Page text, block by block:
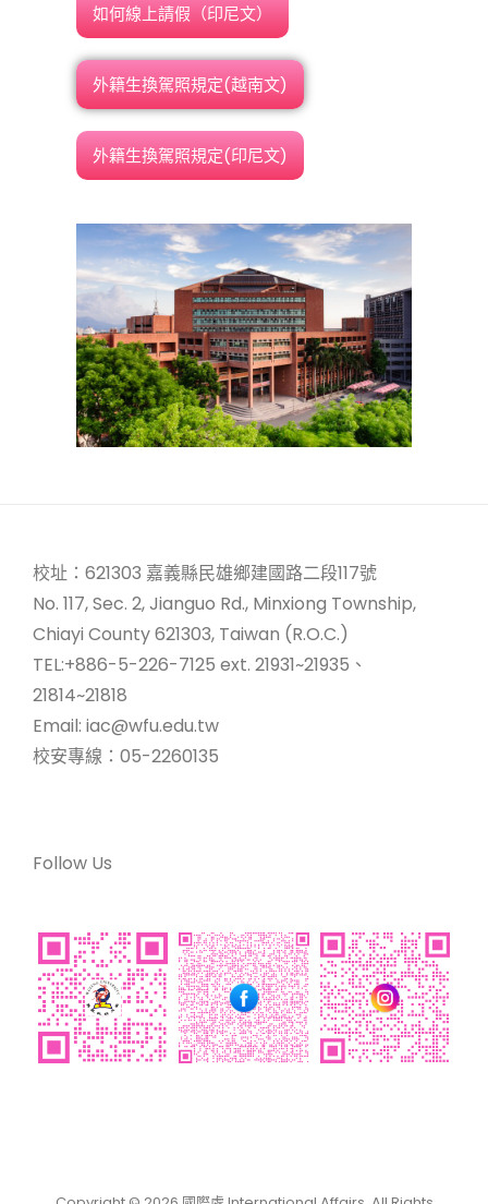
如何線上請假（印尼文）
外籍生換駕照規定(越南文)
外籍生換駕照規定(印尼文)
校址：621303 嘉義縣民雄鄉建國路二段117號
No. 117, Sec. 2, Jianguo Rd., Minxiong Township,
Chiayi County 621303, Taiwan (R.O.C.)
TEL:+886-5-226-7125 ext. 21931~21935、
21814~21818
Email: iac@wfu.edu.tw
校安專線：05-2260135
Follow Us